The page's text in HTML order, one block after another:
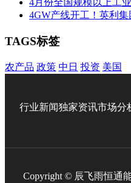
4月份全国规模以上工
4GW产线开工！英利
TAGS标签
农产品 政策 中日 投资 美国
行业新闻独家资讯市场分
Copyright © 辰飞雨恒通